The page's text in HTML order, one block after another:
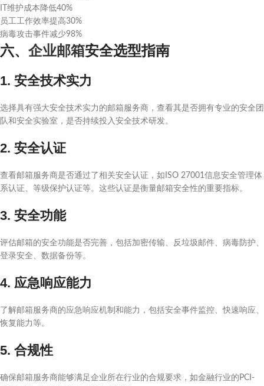
IT维护成本降低40%
员工工作效率提高30%
病毒攻击事件减少98%
六、 企业邮箱安全选型指南
1. 安全技术实力
选择具有强大安全技术实力的邮箱服务商，查看其是否拥有专业的安全团
队和安全实验室，是否持续投入安全技术研发。
2. 安全认证
查看邮箱服务商是否通过了相关安全认证，如ISO 27001信息安全管理体
系认证、等级保护认证等。这些认证是衡量邮箱安全性的重要指标。
3. 安全功能
评估邮箱的安全功能是否完善，包括加密传输、反垃圾邮件、病毒防护、
登录安全、数据备份等。
4. 应急响应能力
了解邮箱服务商的应急响应机制和能力，包括安全事件监控、快速响应、
恢复能力等。
5. 合规性
确保邮箱服务商能够满足企业所在行业的合规要求，如金融行业的PCI-